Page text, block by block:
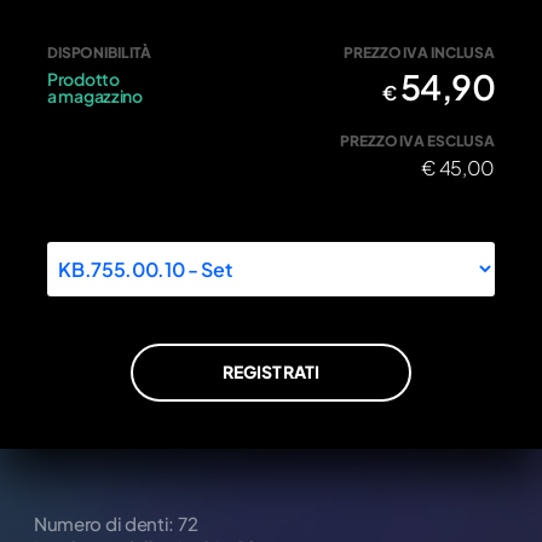
Numero di denti: 72
DISPONIBILITÀ
Prodotto
a magazzino
PREZZO IVA INCLUSA
€54,90
PREZZO IVA ESCLUSA
€45,00
REGISTRATI